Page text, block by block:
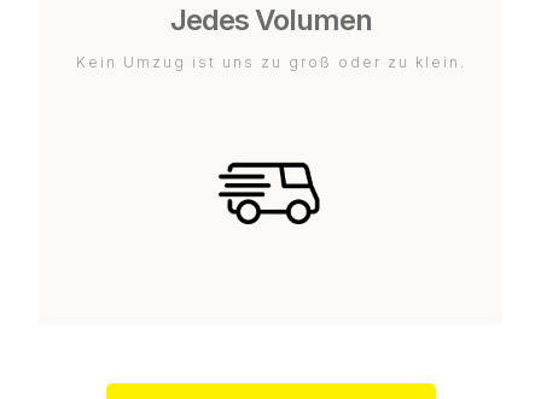
Jedes Volumen
Kein Umzug ist uns zu groß oder zu klein.